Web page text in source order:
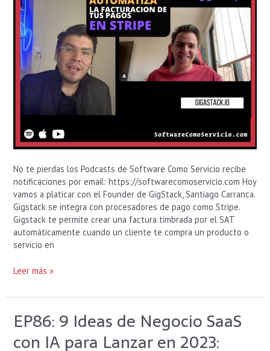
No te pierdas los Podcasts de Software Como Servicio recibe
notificaciones por email: https://softwarecomoservicio.com Hoy
vamos a platicar con el Founder de GigStack, Santiago Carranca.
Gigstack se integra con procesadores de pago como Stripe.
Gigstack te permite crear una factura timbrada por el SAT
automáticamente cuando un cliente te compra un producto o
servicio en
Leer más »
EP86: 9 Ideas de Negocio SaaS
con IA para Lanzar en 2023:
EP86:
9
Ideas